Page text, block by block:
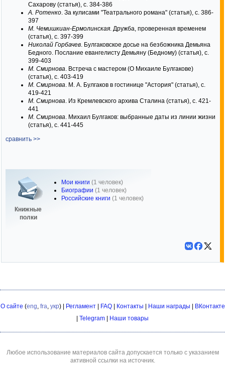
Сахарову (статья), c. 384-386
А. Ротенко. За кулисами "Театрального романа" (статья), c. 386-
397
М. Чемишкиан-Ермолинская. Дружба, проверенная временем
(статья), c. 397-399
Николай Горбачев. Булгаковское досье на безбожника Демьяна
Бедного. Послание евангелисту Демьяну (Бедному) (статья), c.
399-403
М. Смирнова. Встреча с мастером (О Михаиле Булгакове)
(статья), c. 403-419
М. Смирнова. М. А. Булгаков в гостинице "Астория" (статья), c.
419-421
М. Смирнова. Из Кремлевского архива Сталина (статья), c. 421-
441
М. Смирнова. Михаил Булгаков: выбранные даты из линии жизни
(статья), c. 441-445
сравнить >>
Книжные
полки
Мои книги (1 человек)
Биографии (1 человек)
Российские книги (1 человек)
О сайте (eng, fra, укр) | Регламент| FAQ| Контакты Наши награды
ВКонтакте
Telegram Наши товары
Любое использование материалов сайта допускается только с указанием
активной ссылки на источник.